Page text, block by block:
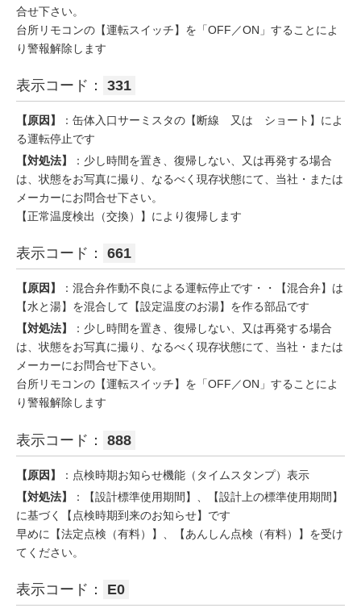
合せ下さい。
台所リモコンの【運転スイッチ】を「OFF／ON」することによ
り警報解除します
表示コード： 331
【原因】
：缶体入口サーミスタの【断線 又は ショート】によ
る運転停止です
【対処法】
：少し時間を置き、復帰しない、又は再発する場合
は、状態をお写真に撮り、なるべく現存状態にて、当社・または
メーカーにお問合せ下さい。
【正常温度検出（交換）】により復帰します
表示コード： 661
【原因】
：混合弁作動不良による運転停止です・・【混合弁】は
【水と湯】を混合して【設定温度のお湯】を作る部品です
【対処法】
：少し時間を置き、復帰しない、又は再発する場合
は、状態をお写真に撮り、なるべく現存状態にて、当社・または
メーカーにお問合せ下さい。
台所リモコンの【運転スイッチ】を「OFF／ON」することによ
り警報解除します
表示コード： 888
【原因】
：点検時期お知らせ機能（タイムスタンプ）表示
【対処法】
：【設計標準使用期間】、【設計上の標準使用期間】
に基づく【点検時期到来のお知らせ】です
早めに【法定点検（有料）】、【あんしん点検（有料）】を受け
てください。
表示コード： E0